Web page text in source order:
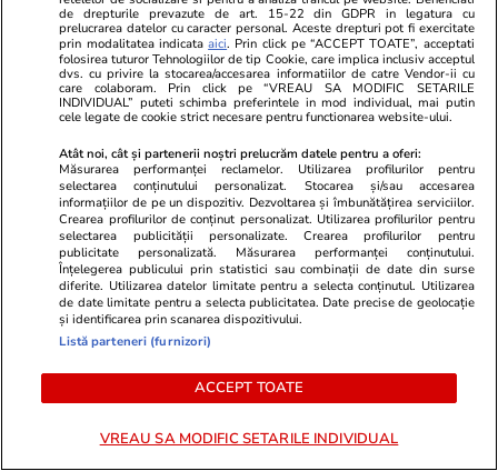
Exclusiv
Știri România 05 aug.
Iarina Taban, fondatoarea
Ajungem Mari, cel mai
important program educațional
dedicat copiilor instituționalizați
din România: „Voluntarii noștri
nu schimbă vieți printr-un gest
spectaculos, ci prin faptul că
revin”
Auziți balastierele găinarilor
de drepturile prevazute de art. 15-22 din GDPR in legatura cu
prelucrarea datelor cu caracter personal. Aceste drepturi pot fi exercitate
prin modalitatea indicataaici. Prin click pe “ACCEPT TOATE”, acceptati
folosirea tuturor Tehnologiilor de tip Cookie, care implica inclusiv acceptul
dvs. cu privire la stocarea/accesarea informatiilor de catre Vendor-ii cu
care colaboram. Prin click pe “VREAU SA MODIFIC SETARILE
INDIVIDUAL” puteti schimba preferintele in mod individual, mai putin
cele legate de cookie strict necesare pentru functionarea website-ului.
Atât noi, cât și partenerii noștri prelucrăm datele pentru a oferi:
Măsurarea performanței reclamelor. Utilizarea profilurilor pentru
selectarea conținutului personalizat. Stocarea și/sau accesarea
informațiilor de pe un dispozitiv. Dezvoltarea și îmbunătățirea serviciilor.
Crearea profilurilor de conținut personalizat. Utilizarea profilurilor pentru
selectarea publicității personalizate. Crearea profilurilor pentru
publicitate personalizată. Măsurarea performanței conținutului.
Înțelegerea publicului prin statistici sau combinații de date din surse
diferite. Utilizarea datelor limitate pentru a selecta conținutul. Utilizarea
de date limitate pentru a selecta publicitatea. Date precise de geolocație
și identificarea prin scanarea dispozitivului.
Listă parteneri (furnizori)
ACCEPT TOATE
VREAU SA MODIFIC SETARILE INDIVIDUAL